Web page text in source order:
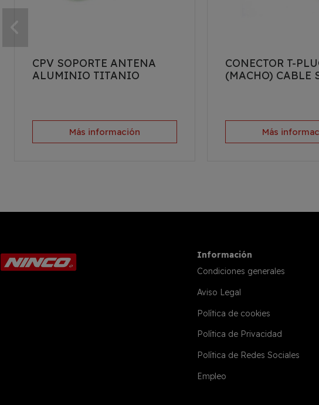
CPV SOPORTE ANTENA
ALUMINIO TITANIO
Más información
CONECTOR T-
(MACHO) CABLE
Más
Información
Condiciones generales
Aviso Legal
Política de cookies
Política de Privacidad
Política de Redes Sociales
Empleo